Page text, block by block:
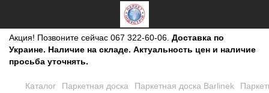
Акция! Позвоните сейчас 067 322-60-06. Доставка по
Украине. Наличие на складе. Актуальность цен и наличие
просьба уточнять.
Каталог Паркетная доска Паркетная доска Barlinek